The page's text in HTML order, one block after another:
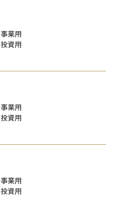
事業用
投資用
事業用
投資用
事業用
投資用